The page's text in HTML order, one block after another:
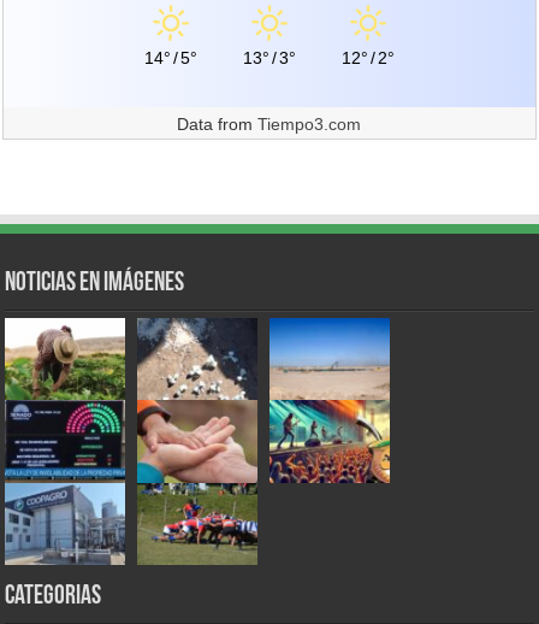
14°/5° 13°/3° 12°/2°
Data fromTiempo3.com
Noticias en Imágenes
Categorias